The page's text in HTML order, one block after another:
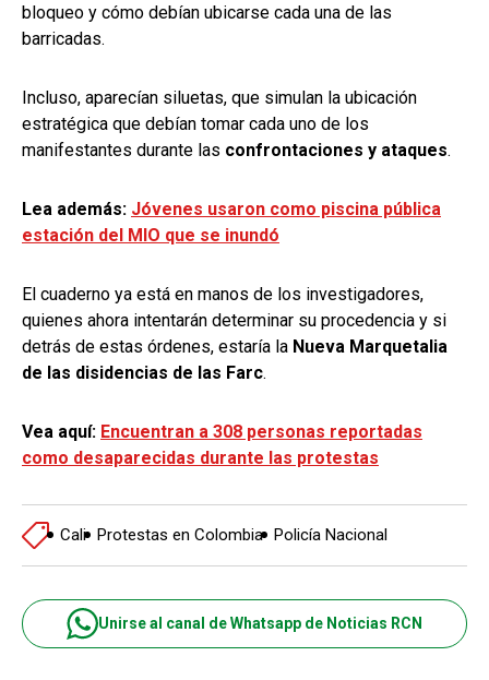
bloqueo y cómo debían ubicarse cada una de las
barricadas.
Incluso, aparecían siluetas, que simulan la ubicación
estratégica que debían tomar cada uno de los
manifestantes durante las confrontaciones y ataques.
Lea además: Jóvenes usaron como piscina pública
estación del MIO que se inundó
El cuaderno ya está en manos de los investigadores,
quienes ahora intentarán determinar su procedencia y si
detrás de estas órdenes, estaría la Nueva Marquetalia
de las disidencias de las Farc.
Vea aquí: Encuentran a 308 personas reportadas
como desaparecidas durante las protestas
Cali Protestas en Colombia Policía Nacional
Unirse al canal de Whatsapp de Noticias RCN